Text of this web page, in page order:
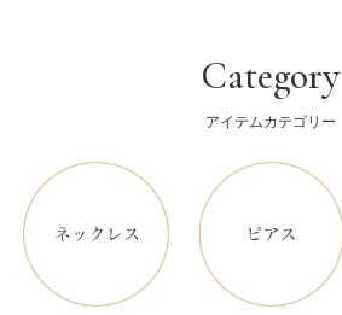
Category
アイテムカテゴリー